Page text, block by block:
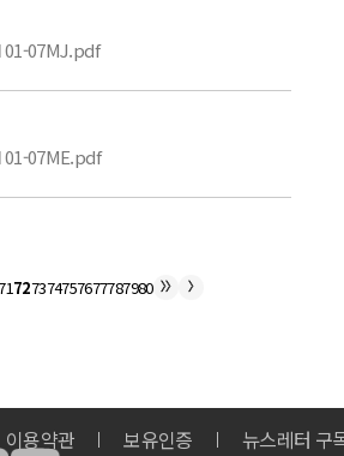
07MJ.pdf
07ME.pdf
727374757677787980
이용약관 보유인증 뉴스레터 구